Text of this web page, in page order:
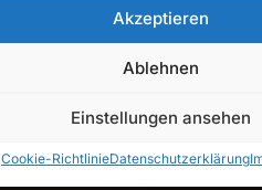
Akzeptieren
Ablehnen
Einstellungen ansehen
Cookie-RichtlinieDatenschutzerklärung